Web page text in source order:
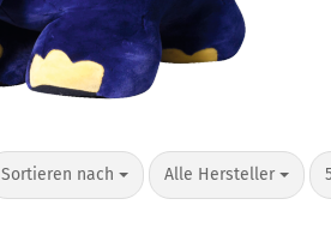
Sortieren nach
Sortieren nach Alle Hersteller
pro Seite